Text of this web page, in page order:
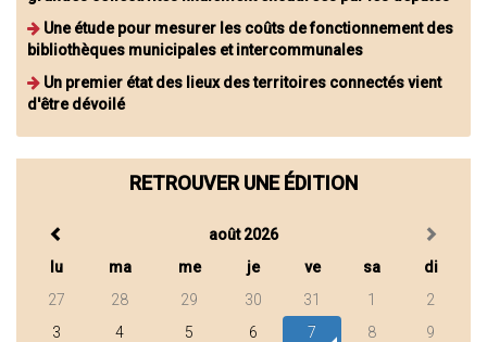
Une étude pour mesurer les coûts de fonctionnement des
bibliothèques municipales et intercommunales
Un premier état des lieux des territoires connectés vient
d'être dévoilé
RETROUVER UNE ÉDITION
août 2026
lu
ma me je ve sa
di
27
28 29 30 31 1
2
3
4 5 6 7 8
9